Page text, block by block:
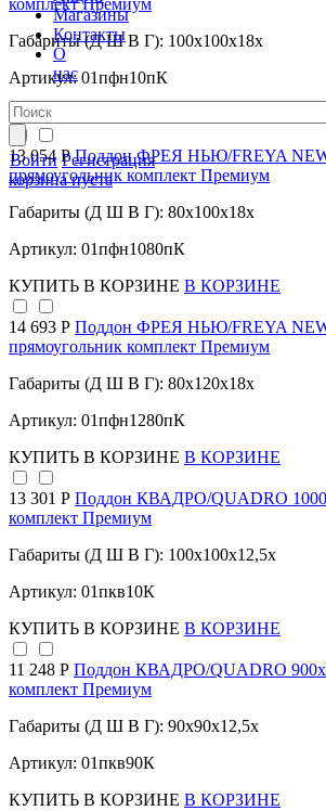
Магазины
Контакты
О
нас
Войти Регистрация
корзина пуста
Габариты (Д Ш В Г): 100x100x18x
Артикул: 01пфн10пК
КУПИТЬ
13 054 РПоддон ФРЕЯ НЬЮ/FREYA
прямоугольник комплект Премиум
Габариты (Д Ш В Г): 80x100x18x
Артикул: 01пфн1080пК
КУПИТЬ В КОРЗИНЕ В КОРЗИНЕ
14 693 Р Поддон ФРЕЯ НЬЮ/FREYA
прямоугольник комплект Премиум
Габариты (Д Ш В Г): 80x120x18x
Артикул: 01пфн1280пК
КУПИТЬ В КОРЗИНЕ В КОРЗИНЕ
13 301 Р Поддон КВАДРО/QUADRO
комплект Премиум
Габариты (Д Ш В Г): 100x100x12,5x
Артикул: 01пкв10К
КУПИТЬ В КОРЗИНЕ В КОРЗИНЕ
11 248 Р Поддон КВАДРО/QUADRO
комплект Премиум
Габариты (Д Ш В Г): 90x90x12,5x
Артикул: 01пкв90К
КУПИТЬ В КОРЗИНЕ В КОРЗИНЕ